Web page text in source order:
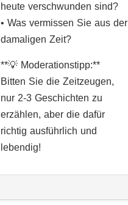
heute verschwunden sind?
• Was vermissen Sie aus der
damaligen Zeit?
**💡 Moderationstipp:**
Bitten Sie die Zeitzeugen,
nur 2-3 Geschichten zu
erzählen, aber die dafür
richtig ausführlich und
lebendig!